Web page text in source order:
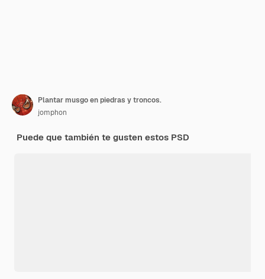
Plantar musgo en piedras y troncos.
jomphon
Puede que también te gusten estos PSD